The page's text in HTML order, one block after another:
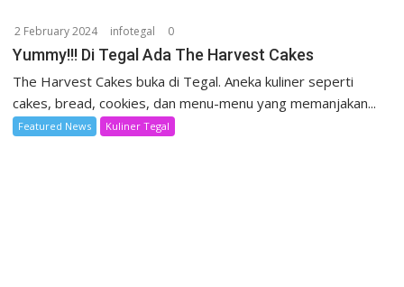
2 February 2024 infotegal 0
Yummy!!! Di Tegal Ada The Harvest Cakes
The Harvest Cakes buka di Tegal. Aneka kuliner seperti
cakes, bread, cookies, dan menu-menu yang memanjakan...
Featured News Kuliner Tegal